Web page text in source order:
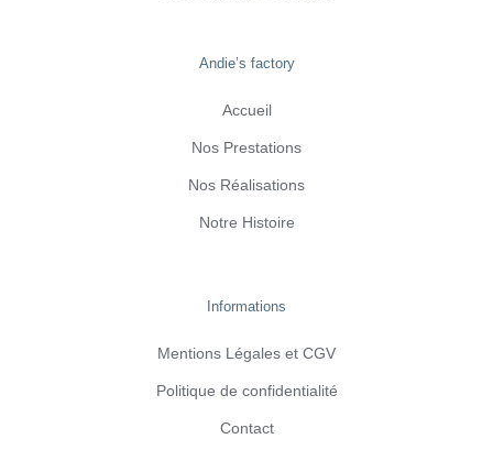
Andie’s factory
Accueil
Nos Prestations
Nos Réalisations
Notre Histoire
Informations
Mentions Légales et CGV
Politique de confidentialité
Contact